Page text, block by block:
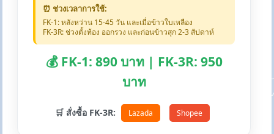
⏰ ช่วงเวลาการใช้:
FK-1: หลังหว่าน 15-45 วัน และเมื่อข้าวใบเหลือง
FK-3R: ช่วงตั้งท้อง ออกรวง และก่อนข้าวสุก 2-3 สัปดาห์
💰 FK-1: 890 บาท | FK-3R: 950
บาท
🛒 สั่งซื้อ FK-3R: Lazada Shopee